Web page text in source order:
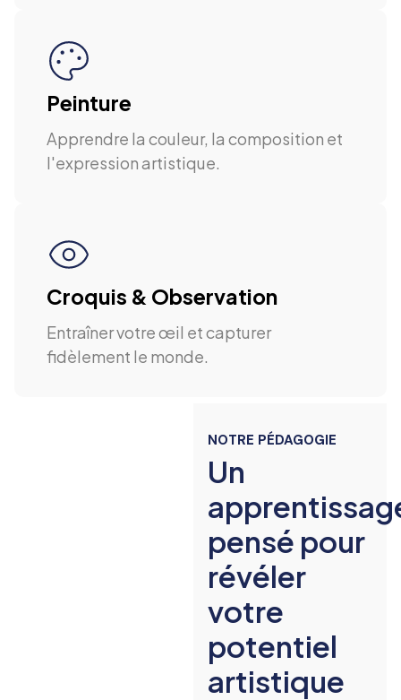
Peinture
Apprendre la couleur, la composition et
l'expression artistique.
Croquis & Observation
Entraîner votre œil et capturer
fidèlement le monde.
NOTRE PÉDAGOGIE
Un
pensé pour
révéler
votre
potentiel
artistique